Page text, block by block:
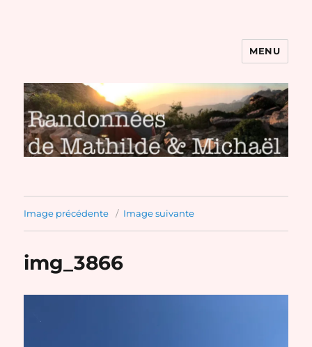
Randonnées de Mathilde et
Michaël
MENU
Image précédente Image suivante
img_3866